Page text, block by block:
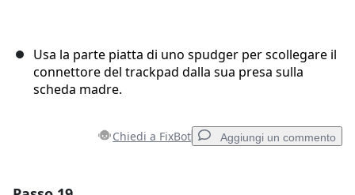
Usa la parte piatta di uno spudger per scollegare il
connettore del trackpad dalla sua presa sulla
scheda madre.
Chiedi a FixBot Aggiungi un commento